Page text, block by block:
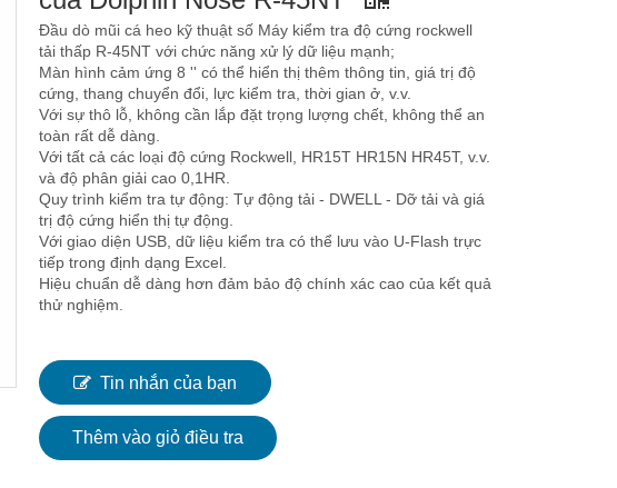
Đầu dò mũi cá heo kỹ thuật số Máy kiểm tra độ cứng rockwell
tải thấp R-45NT với chức năng xử lý dữ liệu mạnh;
Màn hình cảm ứng 8 '' có thể hiển thị thêm thông tin, giá trị độ
cứng, thang chuyển đổi, lực kiểm tra, thời gian ở, v.v.
Với sự thô lỗ, không cần lắp đặt trọng lượng chết, không thể an
toàn rất dễ dàng.
Với tất cả các loại độ cứng Rockwell, HR15T HR15N HR45T, v.v.
và độ phân giải cao 0,1HR.
Quy trình kiểm tra tự động: Tự động tải - DWELL - Dỡ tải và giá
trị độ cứng hiển thị tự động.
Với giao diện USB, dữ liệu kiểm tra có thể lưu vào U-Flash trực
tiếp trong định dạng Excel.
Hiệu chuẩn dễ dàng hơn đảm bảo độ chính xác cao của kết quả
thử nghiệm.
Tin nhắn của bạn
Thêm vào giỏ điều tra